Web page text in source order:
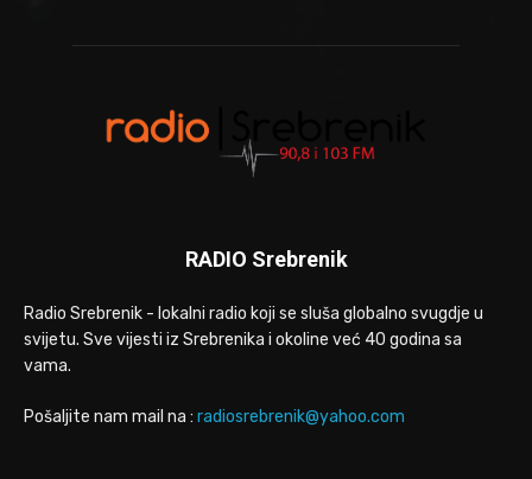
RADIO Srebrenik
Radio Srebrenik - lokalni radio koji se sluša globalno svugdje u
svijetu. Sve vijesti iz Srebrenika i okoline već 40 godina sa
vama.
Pošaljite nam mail na : radiosrebrenik@yahoo.com